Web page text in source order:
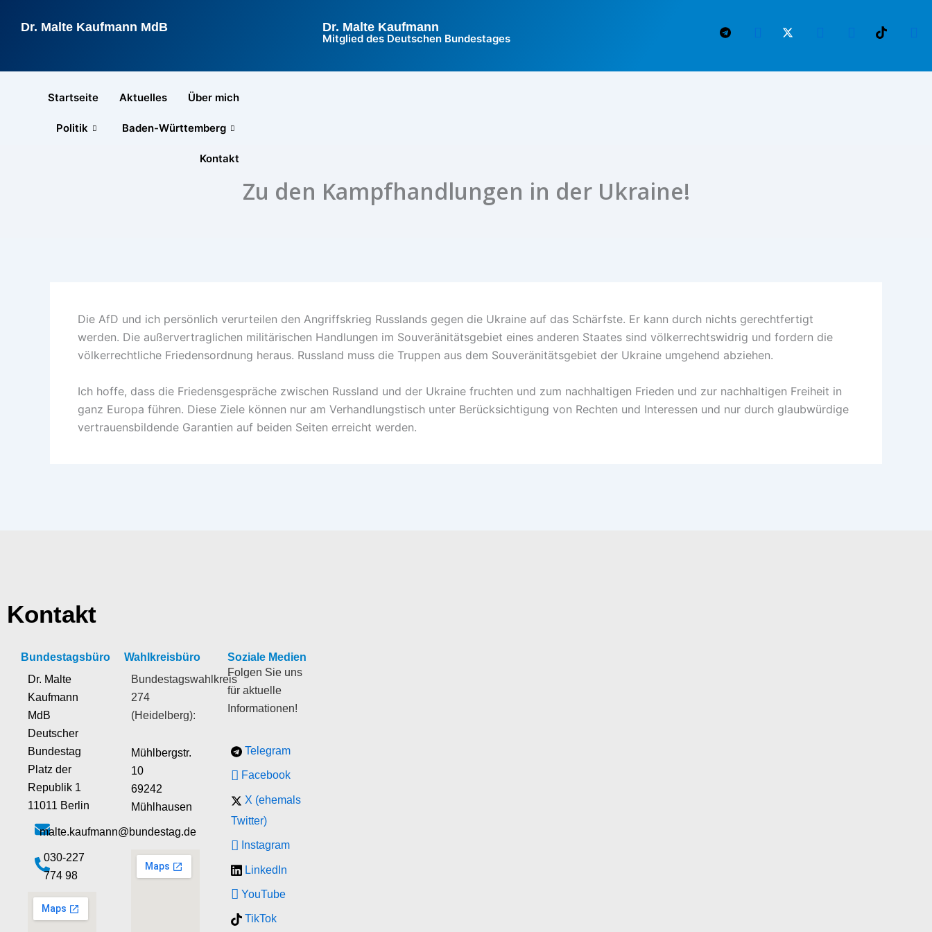
InhaltDr. Malte Kaufmann MdB Dr. Malte Kaufmann
Mitglied des Deutschen Bundestages
Startseite Aktuelles Über mich
Politik Baden-Württemberg
Kontakt
Zu den Kampfhandlungen in der Ukraine!
Die AfD und ich persönlich verurteilen den Angriffskrieg Russlands gegen die Ukraine auf das Schärfste. Er kann durch nichts gerechtfertigt
werden. Die außervertraglichen militärischen Handlungen im Souveränitätsgebiet eines anderen Staates sind völkerrechtswidrig und fordern die
völkerrechtliche Friedensordnung heraus. Russland muss die Truppen aus dem Souveränitätsgebiet der Ukraine umgehend abziehen.
Ich hoffe, dass die Friedensgespräche zwischen Russland und der Ukraine fruchten und zum nachhaltigen Frieden und zur nachhaltigen Freiheit in
ganz Europa führen. Diese Ziele können nur am Verhandlungstisch unter Berücksichtigung von Rechten und Interessen und nur durch glaubwürdige
vertrauensbildende Garantien auf beiden Seiten erreicht werden.
Kontakt
Bundestagsbüro
Dr. Malte
Kaufmann
MdB
Deutscher
Bundestag
Platz der
Republik 1
11011 Berlin
malte.kaufmann@bundestag.de
‭030-227
774 98‬
Wahlkreisbüro
Bundestagswahlkreis
274
(Heidelberg):
Mühlbergstr.
10
69242
Mühlhausen
Soziale Medien
Folgen Sie uns
für aktuelle
Informationen!
Telegram
Facebook
X (ehemals
Twitter)
Instagram
LinkedIn
YouTube
TikTok